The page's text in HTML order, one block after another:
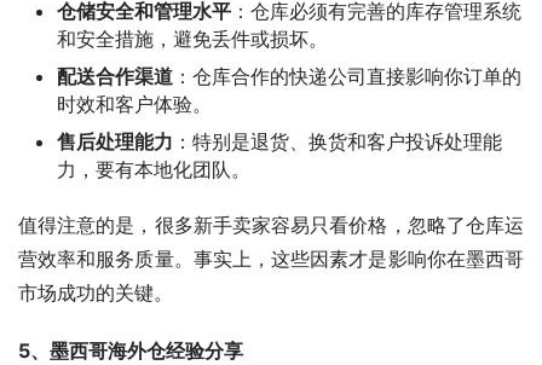
仓储安全和管理水平 ：仓库必须有完善的库存管理系统
和安全措施，避免丢件或损坏。
配送合作渠道 ：仓库合作的快递公司直接影响你订单的
时效和客户体验。
售后处理能力 ：特别是退货、换货和客户投诉处理能
力，要有本地化团队。
值得注意的是，很多新手卖家容易只看价格，忽略了仓库运
营效率和服务质量。事实上，这些因素才是影响你在墨西哥
市场成功的关键。
5、墨西哥海外仓经验分享